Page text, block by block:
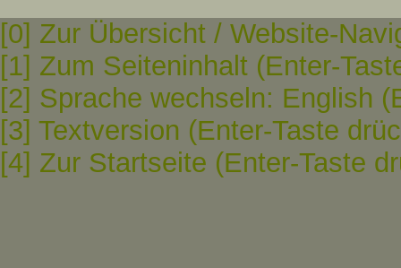
[0] Zur Übersicht / Website-
[1] Zum Seiteninhalt (Enter-
[2] Sprache wechseln: English
[3] Textversion (Enter-Taste
[4] Zur Startseite (Enter-Taste